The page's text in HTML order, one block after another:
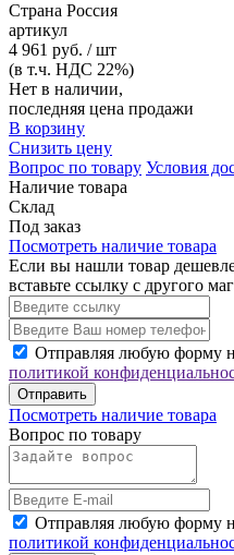
Страна Россия
артикул
4 961 руб. / шт
(в т.ч. НДС 22%)
Нет в наличии,
последняя цена продажи
В корзину
Снизить цену
Вопрос по товару Условия
Наличие товара
Склад
Под заказ
Посмотреть наличие товара
Если вы нашли товар
вставьте ссылку с другого
Отправляя любую форму
политикой
Отправить
Посмотреть наличие товара
Вопрос по товару
Отправляя любую форму
политикой